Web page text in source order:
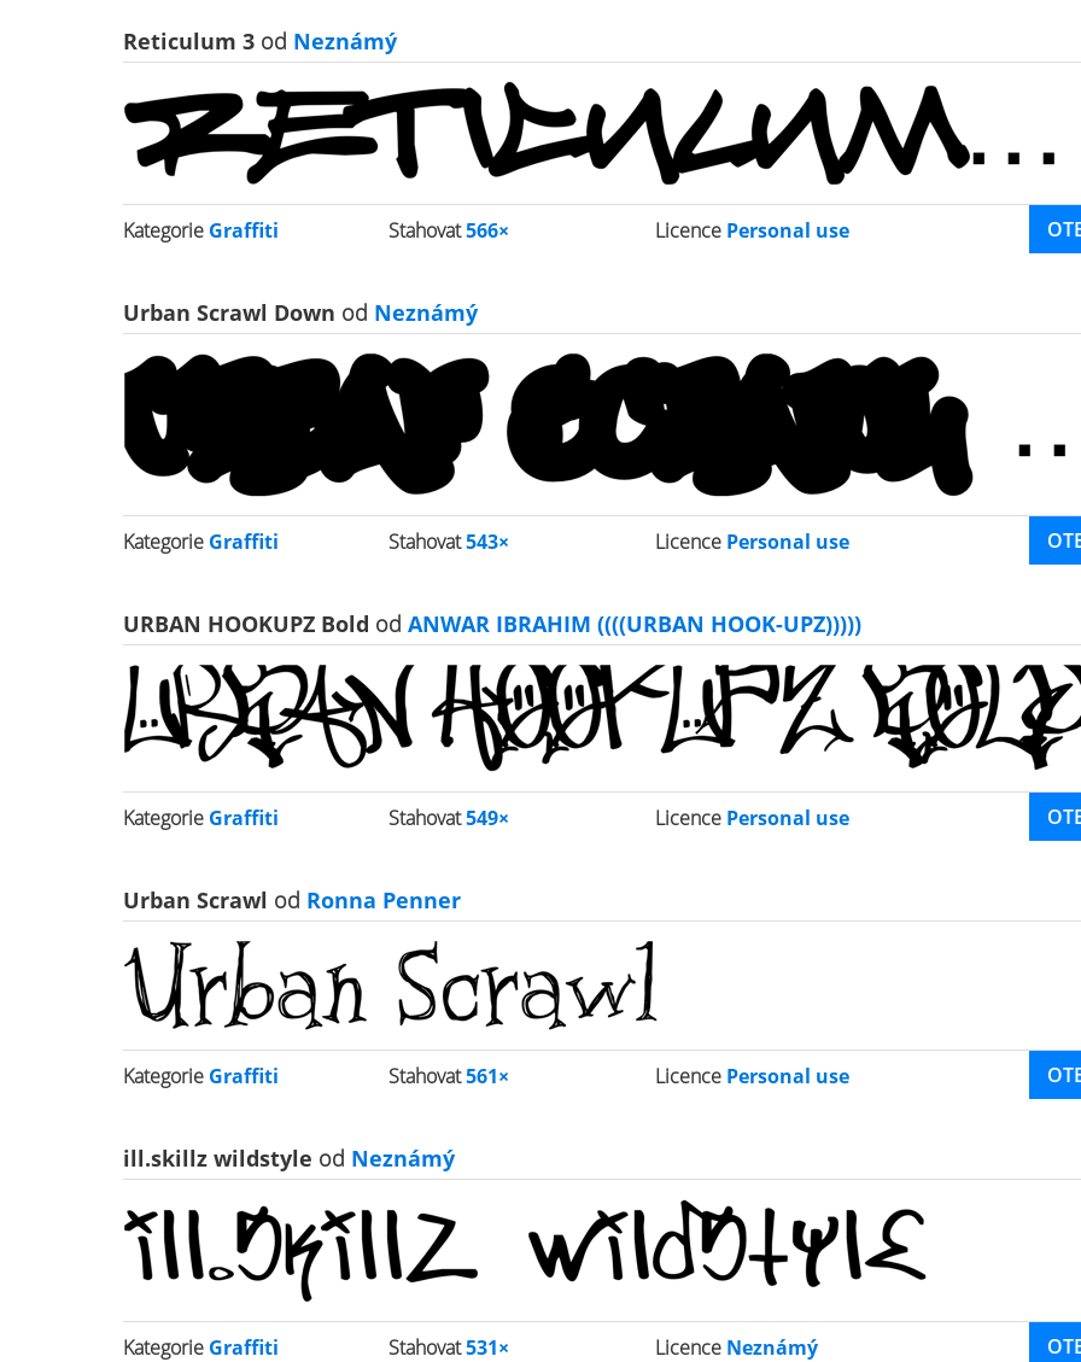
Reticulum 3 od Neznámý
Kategorie Graffiti Stahovat566× Licence Personal use
Urban Scrawl Down od Neznámý
Kategorie Graffiti Stahovat543× Licence Personal use
URBAN HOOKUPZ Bold od ANWAR IBRAHIM ((((URBAN HOOK-UPZ)))))
Kategorie Graffiti Stahovat549× Licence Personal use
Urban Scrawl od Ronna Penner
Kategorie Graffiti Stahovat561× Licence Personal use
ill.skillz wildstyle od Neznámý
Kategorie Graffiti Stahovat531× Licence Neznámý